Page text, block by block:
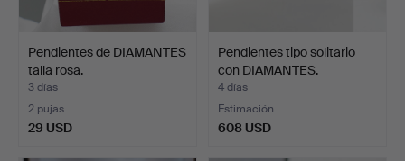
Pendientes de DIAMANTES
talla rosa.
3 días
2 pujas
29 USD
Pendientes tipo solitario
con DIAMANTES.
4 días
Estimación
608 USD